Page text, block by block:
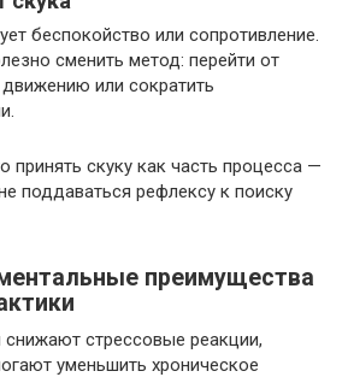
беспокойство или сопротивление.
сменить метод: перейти от
или сократить
принять скуку как часть процесса —
поддаваться рефлексу к поиску
преимущества
снижают стрессовые реакции,
уменьшить хроническое